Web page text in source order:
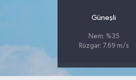
Güneşli
Nem: %35
Rüzgar: 7.69 m/s